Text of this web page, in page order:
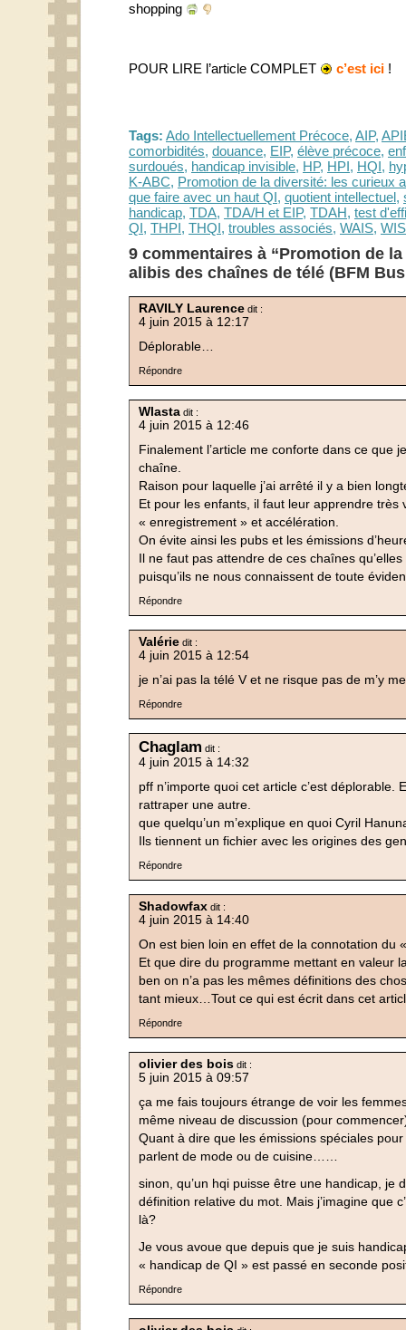
shopping
POUR LIRE l’article COMPLET c’est ici!
Tags: Ado Intellectuellement Précoce, AIP,
comorbidités, douance, EIP, élève précoce,
surdoués, handicap invisible, HP, HPI, HQI,
K-ABC, Promotion de la diversité: les curieux
que faire avec un haut QI, quotient intellectuel,
handicap, TDA, TDA/H et EIP, TDAH, test
QI, THPI, THQI, troubles associés, WAIS,
9 commentaires à “Promotion de
alibis des chaînes de télé (BFM
RAVILY Laurence dit :
4 juin 2015 à 12:17
Déplorable…
Répondre
Wlasta dit :
4 juin 2015 à 12:46
Finalement l’article me conforte dans ce que
chaîne.
Raison pour laquelle j’ai arrêté il y a bien
Et pour les enfants, il faut leur apprendre très
« enregistrement » et accélération.
On évite ainsi les pubs et les émissions
Il ne faut pas attendre de ces chaînes
puisqu’ils ne nous connaissent de toute
Répondre
Valérie dit :
4 juin 2015 à 12:54
je n’ai pas la télé V et ne risque pas de m’y
Répondre
Chaglam dit :
4 juin 2015 à 14:32
pff n’importe quoi cet article c’est déplorable.
rattraper une autre.
que quelqu’un m’explique en quoi Cyril
Ils tiennent un fichier avec les origines des
Répondre
Shadowfax dit :
4 juin 2015 à 14:40
On est bien loin en effet de la connotation du
Et que dire du programme mettant en valeur
ben on n’a pas les mêmes définitions des
tant mieux…Tout ce qui est écrit dans cet
Répondre
olivier des bois dit :
5 juin 2015 à 09:57
ça me fais toujours étrange de voir les
même niveau de discussion (pour
Quant à dire que les émissions spéciales
parlent de mode ou de cuisine……
sinon, qu’un hqi puisse être une handicap, je
définition relative du mot. Mais j’imagine que
là?
Je vous avoue que depuis que je suis
« handicap de QI » est passé en seconde
Répondre